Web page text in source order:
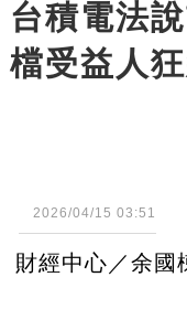
台積電法
檔受益人
2026/04/15 03:51
財經中心／余國